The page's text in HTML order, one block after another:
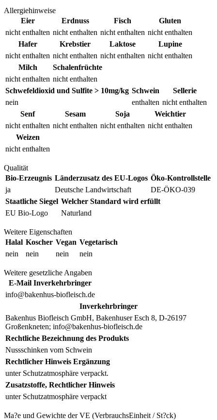
Allergiehinweise
Eier
nicht enthalten
Erdnuss
nicht enthalten
Fisch
nicht enthalten
Gluten
nicht enthalten
Hafer
nicht enthalten
Krebstier
nicht enthalten
Laktose
nicht enthalten
Lupine
nicht enthalten
Milch
nicht enthalten
Schalenfrüchte
nicht enthalten
Schwefeldioxid und Sulfite > 10mg/kg
nein
Schwein
enthalten
Sellerie
nicht enthalten
Senf
nicht enthalten
Sesam
nicht enthalten
Soja
nicht enthalten
Weichtier
nicht enthalten
Weizen
nicht enthalten
Qualität
Bio-Erzeugnis
ja
Länderzusatz des EU-Logos
Deutsche Landwirtschaft
Öko-Kontrollstelle
DE-ÖKO-039
Staatliche Siegel
EU Bio-Logo
Welcher Standard wird erfüllt
Naturland
Weitere Eigenschaften
Halal
nein
Koscher
nein
Vegan
nein
Vegetarisch
nein
Weitere gesetzliche Angaben
E-Mail Inverkehrbringer
info@bakenhus-biofleisch.de
Inverkehrbringer
Bakenhus Biofleisch GmbH, Bakenhuser Esch 8, D-26197
Großenkneten; info@bakenhus-biofleisch.de
Rechtliche Bezeichnung des Produkts
Nussschinken vom Schwein
Rechtlicher Hinweis Ergänzung
unter Schutzatmosphäre verpackt.
Zusatzstoffe, Rechtlicher Hinweis
unter Schutzatmosphäre verpackt
Ma?e und Gewichte der VE (VerbrauchsEinheit / St?ck)